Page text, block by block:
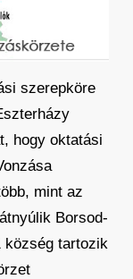
szerepköre
hogy oktatási
mint az
Borsod-
község tartozik